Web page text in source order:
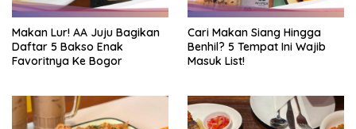
Makan Lur! AA Juju Bagikan
Daftar 5 Bakso Enak
Favoritnya Ke Bogor
Cari Makan Siang Hingga
Benhil? 5 Tempat Ini Wajib
Masuk List!